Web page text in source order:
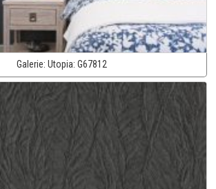
Galerie: Utopia: G67812